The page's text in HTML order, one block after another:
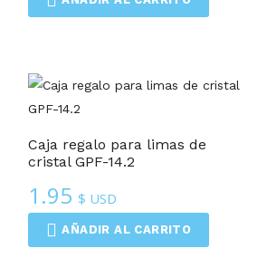
Caja regalo para limas de
cristal GPF-14.2
1.95$ USD
AÑADIR AL CARRITO